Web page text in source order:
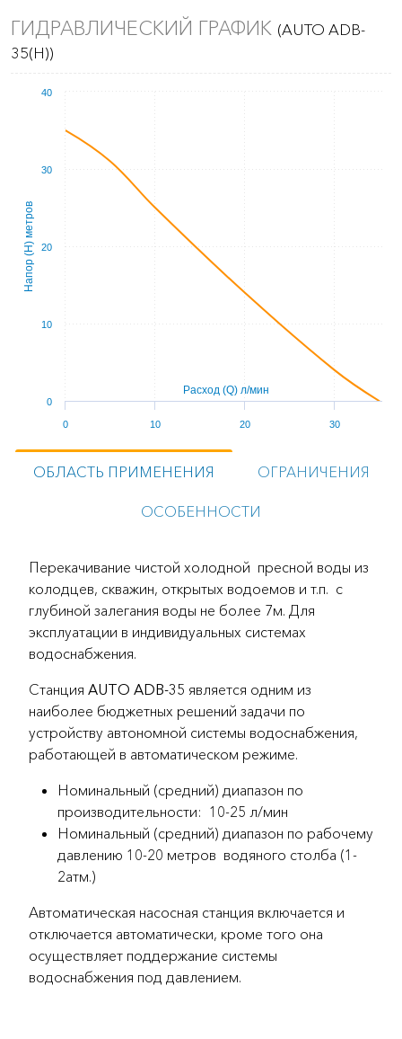
ГИДРАВЛИЧЕСКИЙ ГРАФИК (AUTO ADB-
35(H))
Расход (Q) л/мин
Напор (Н) метров
0 10 20 30
0
10
20
30
40
ОБЛАСТЬ ПРИМЕНЕНИЯ ОГРАНИЧЕНИЯ
ОСОБЕННОСТИ
Перекачивание чистой холодной пресной воды из
колодцев, скважин, открытых водоемов и т.п. с
глубиной залегания воды не более 7м. Для
эксплуатации в индивидуальных системах
водоснабжения.
Станция AUTO ADB-35 является одним из
наиболее бюджетных решений задачи по
устройству автономной системы водоснабжения,
работающей в автоматическом режиме.
Номинальный (средний) диапазон по
производительности: 10-25 л/мин
Номинальный (средний) диапазон по рабочему
давлению 10-20 метров водяного столба (1-
2атм.)
Автоматическая насосная станция включается и
отключается автоматически, кроме того она
осуществляет поддержание системы
водоснабжения под давлением.